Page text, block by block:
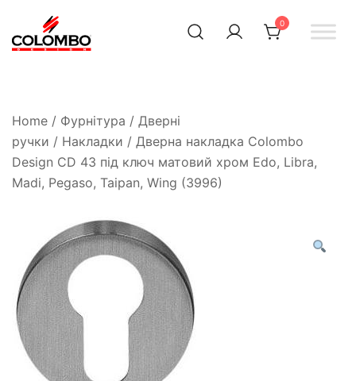
0
Home / Фурнітура / Дверні
ручки / Накладки / Дверна накладка Colombo
Design CD 43 під ключ матовий хром Edo, Libra,
Madi, Pegaso, Taipan, Wing (3996)